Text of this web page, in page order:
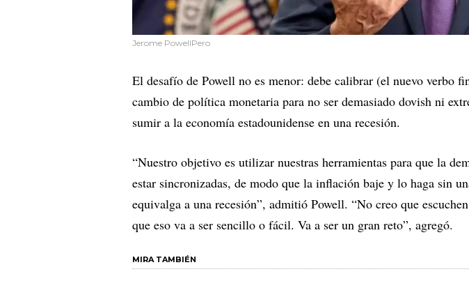
Jerome PowellPero
El desafío de Powell no es menor: debe calibrar (el nuevo verbo
cambio de política monetaria para no ser demasiado dovish ni
sumir a la economía estadounidense en una recesión.
“Nuestro objetivo es utilizar nuestras herramientas para que la
estar sincronizadas, de modo que la inflación baje y lo haga sin
equivalga a una recesión”, admitió Powell. “No creo que
que eso va a ser sencillo o fácil. Va a ser un gran reto”, agregó.
MIRA TAMBIÉN